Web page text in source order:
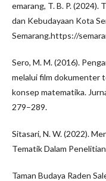
emarang, T. B. P. (2024).
dan Kebudayaan Kota
Semarang.https://
Sero, M. M. (2016).
melalui film dokumenter
konsep matematika.
279–289.
Sitasari, N. W. (2022).
Tematik Dalam
Taman Budaya Raden